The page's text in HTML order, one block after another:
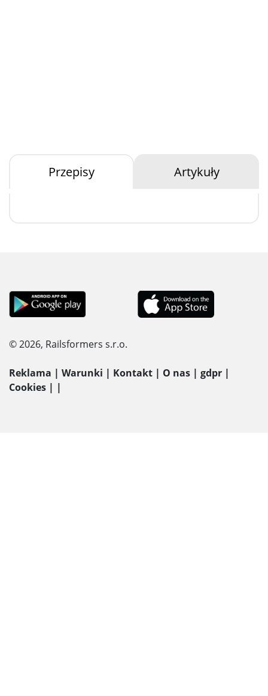
Przepisy Artykuły
© 2026, Railsformers s.r.o.
Reklama | Warunki | Kontakt | O nas | gdpr |
Cookies | |